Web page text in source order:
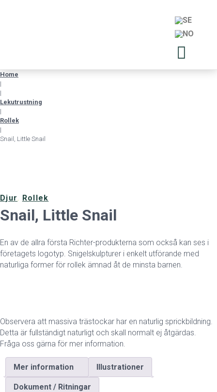
Home
|
|
Lekutrustning
|
Rollek
|
Snail, Little Snail
Djur, Rollek
Snail, Little Snail
En av de allra första Richter-produkterna som också kan ses i
företagets logotyp. Snigelskulpturer i enkelt utförande med
naturliga former för rollek ämnad åt de minsta barnen.
Observera att massiva trästockar har en naturlig sprickbildning.
Detta är fullständigt naturligt och skall normalt ej åtgärdas.
Fråga oss gärna för mer information.
Mer information Illustrationer
Dokument / Ritningar